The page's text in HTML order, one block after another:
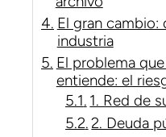
El gran
industria
El problema
entiende: el
1. Red de
2. Deuda